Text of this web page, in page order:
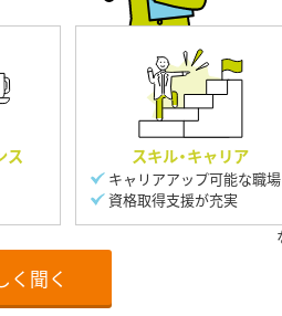
ス スキル・キャリア
キャリアアップ可能な職場
資格取得支援が充実
く聞く